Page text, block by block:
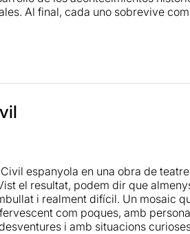
Al final, cada uno sobrevive
espanyola en una obra de
el resultat, podem dir que
i realment difícil. Un mosaic
com poques, amb
i amb situacions